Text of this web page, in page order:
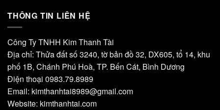
THÔNG TIN LIÊN HỆ
Công Ty TNHH Kim Thanh Tài
Địa chỉ: Thửa đất số 3240, tờ bản đồ 32, DX605, tổ 14, khu
phố 1B, Chánh Phú Hoà, TP. Bến Cát, Bình Dương
Điện thoại 0983.79.8989
Email: kimthanhtai8989@gmail.com
Website: kimthanhtai.com